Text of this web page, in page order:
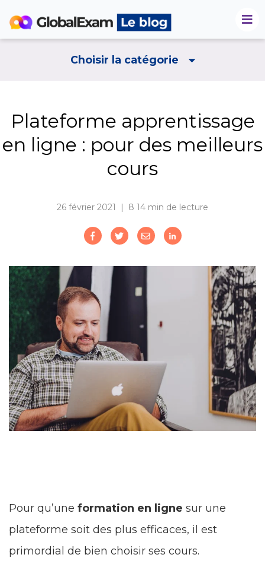
Choisir la catégorie
Plateforme apprentissage
en ligne : pour des meilleurs
cours
26 février 2021 | 8 14 min de lecture
Pour qu’une formation en ligne sur une
plateforme soit des plus efficaces, il est
primordial de bien choisir ses cours.